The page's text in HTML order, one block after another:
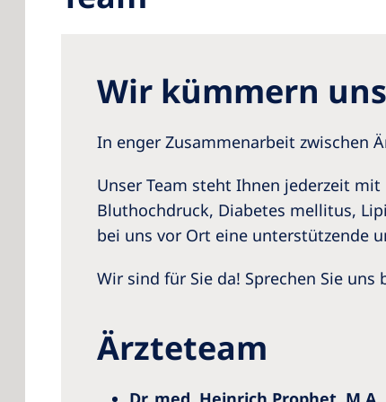
Wir kümmern
In enger Zusammenarbeit zwischen
Unser Team steht Ihnen jederzeit
Bluthochdruck, Diabetes mellitus,
bei uns vor Ort eine unterstützende
Wir sind für Sie da! Sprechen Sie
Ärzteteam